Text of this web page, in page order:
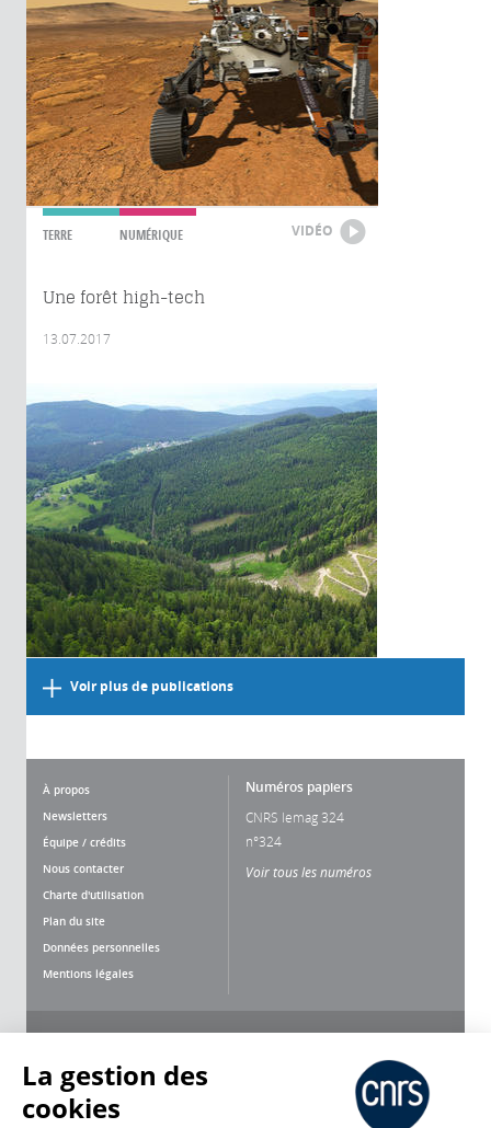
TERRE NUMÉRIQUE VIDÉO
Une forêt high-tech
13.07.2017
Voir plus de publications
À propos
Newsletters
Équipe / crédits
Nous contacter
Charte d'utilisation
Plan du site
Données personnelles
Mentions légales
Numéros papiers
CNRS lemag 324
n°324
Voir tous les numéros
La gestion des
cookies